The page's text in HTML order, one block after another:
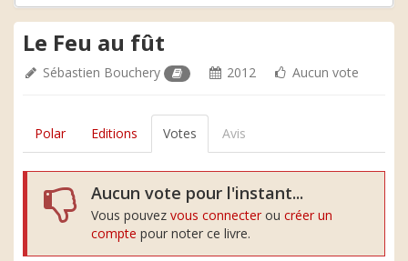
Le Feu au fût
Sébastien Bouchery 2012 Aucun vote
Polar Editions Votes Avis
Aucun vote pour l'instant...
Vous pouvez vous connecter ou créer un
compte pour noter ce livre.